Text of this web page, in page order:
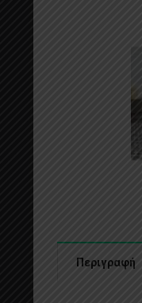
Περιγραφή